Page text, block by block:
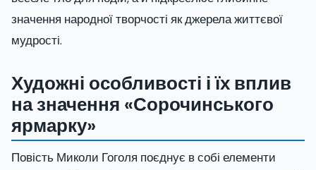
значення народної творчості як джерела життєвої
мудрості.
Художні особливості і їх вплив
на значення «Сорочинського
ярмарку»
Повість Миколи Гоголя поєднує в собі елементи